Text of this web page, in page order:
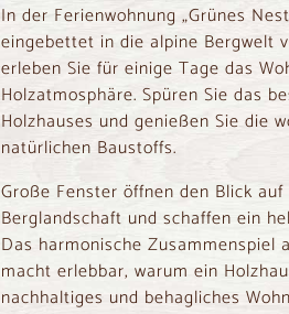
In der Ferienwohnung „Grünes
eingebettet in die alpine Bergwelt
erleben Sie für einige Tage das
Holzatmosphäre. Spüren Sie das
Holzhauses und genießen Sie die
natürlichen Baustoffs.
Große Fenster öffnen den Blick
Berglandschaft und schaffen ein
Das harmonische Zusammenspiel
macht erlebbar, warum ein
nachhaltiges und behagliches